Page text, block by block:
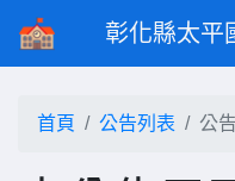
彰化縣太平
首頁 公告列表 公